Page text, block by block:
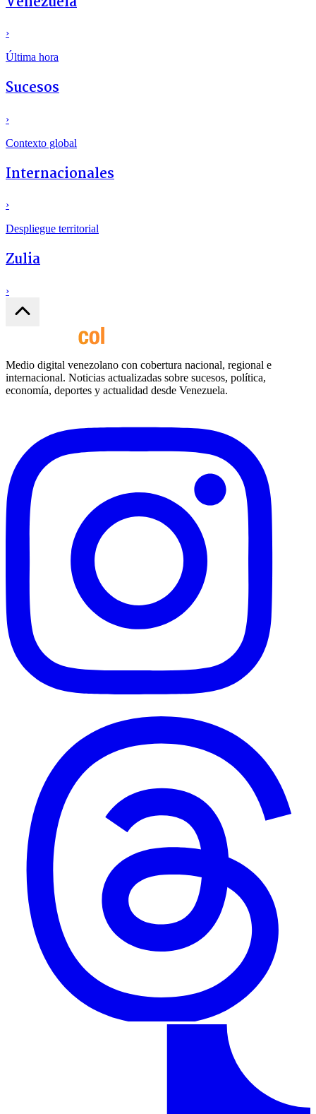
›
Última hora
Sucesos
›
Contexto global
Internacionales
›
Despliegue territorial
Zulia
›
Medio digital venezolano con cobertura nacional, regional e
internacional. Noticias actualizadas sobre sucesos, política,
economía, deportes y actualidad desde Venezuela.